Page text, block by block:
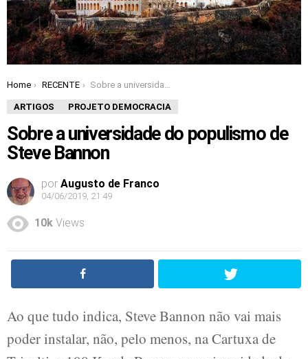
You are here:
Home RECENTE Sobre a universidade do populismo de Steve Bannon
ARTIGOS PROJETO DEMOCRACIA
Sobre a universidade do populismo de
Steve Bannon
por Augusto de Franco
04/06/2019, 21:49
10k Views
Ao que tudo indica, Steve Bannon não vai mais
poder instalar, não, pelo menos, na Cartuxa de